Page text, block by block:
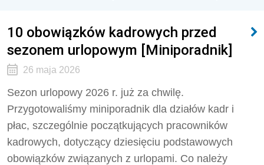
10 obowiązków kadrowych przed
sezonem urlopowym [Miniporadnik]
26 maja 2026
Sezon urlopowy 2026 r. już za chwilę.
Przygotowaliśmy miniporadnik dla działów kadr i
płac, szczególnie początkujących pracowników
kadrowych, dotyczący dziesięciu podstawowych
obowiązków związanych z urlopami. Co należy